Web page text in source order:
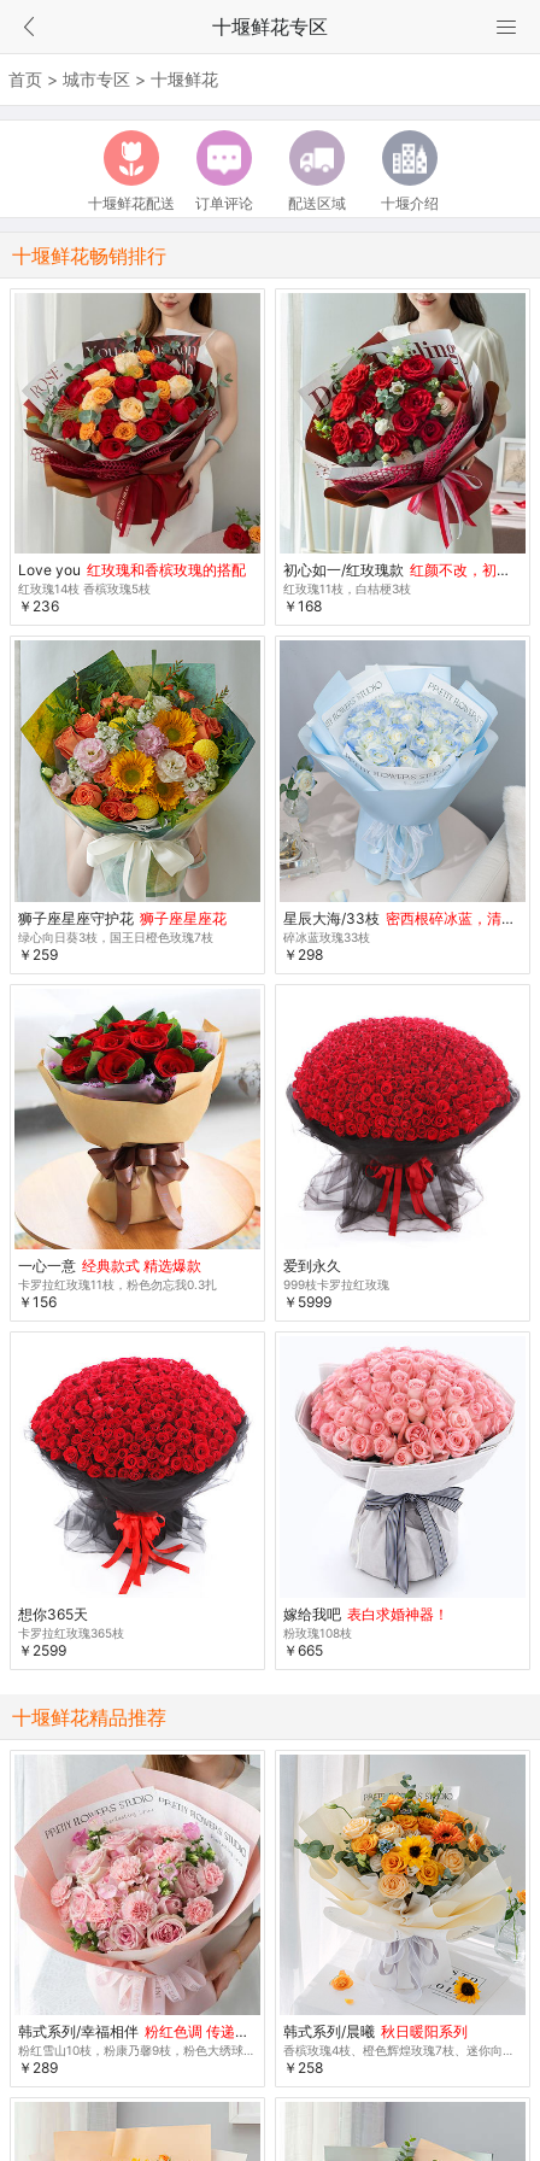
十堰鲜花专区
首页 > 城市专区 > 十堰鲜花
十堰鲜花配送 订单评论 配送区域 十堰介绍
十堰鲜花畅销排行
Love you 红玫瑰和香槟玫瑰的搭配
红玫瑰14枝 香槟玫瑰5枝
￥236
初心如一/红玫瑰款 红颜不改，初心未央
红玫瑰11枝，白桔梗3枝
￥168
狮子座星座守护花 狮子座星座花
绿心向日葵3枝，国王日橙色玫瑰7枝
￥259
星辰大海/33枝 密西根碎冰蓝，清新而高雅
碎冰蓝玫瑰33枝
￥298
一心一意 经典款式 精选爆款
卡罗拉红玫瑰11枝，粉色勿忘我0.3扎
￥156
爱到永久
999枝卡罗拉红玫瑰
￥5999
想你365天
卡罗拉红玫瑰365枝
￥2599
嫁给我吧 表白求婚神器！
粉玫瑰108枝
￥665
十堰鲜花精品推荐
韩式系列/幸福相伴 粉红色调 传递感激 特惠
￥289
韩式系列/晨曦 秋日暖阳系列
￥258